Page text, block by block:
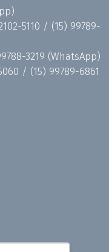
5110 / (15) 99789-
3219 (WhatsApp)
/ (15) 99789-6861